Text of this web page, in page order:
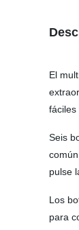
El
fáciles
Seis
pulse
Los
para